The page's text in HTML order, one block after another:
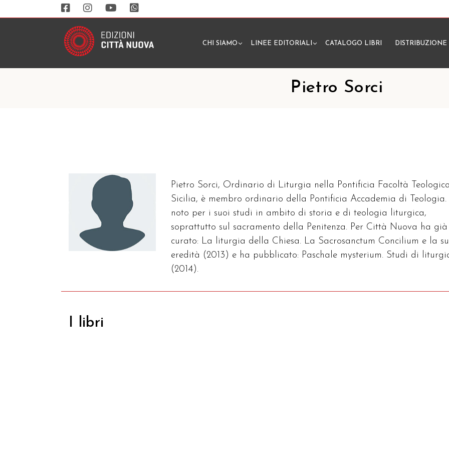
CHI SIAMO LINEE EDITORIALI CATALOGO LIBRI DISTRIBUZIONE
Pietro Sorci
Pietro Sorci, Ordinario di Liturgia nella Pontificia Facoltà
Sicilia, è membro ordinario della Pontificia Accademia di Teologia.
noto per i suoi studi in ambito di storia e di teologia liturgica,
soprattutto sul sacramento della Penitenza. Per Città Nuova ha già
curato: La liturgia della Chiesa. La Sacrosanctum Concilium e la
eredità (2013) e ha pubblicato: Paschale mysterium. Studi di
(2014).
I libri